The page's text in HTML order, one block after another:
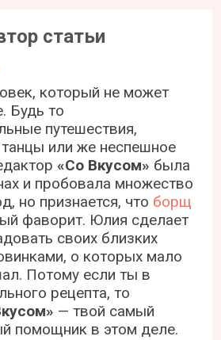
статьи
который не может
Будь то
путешествия,
или же неспешное
«Со Вкусом» была
и пробовала множество
но признается, что борщ
фаворит. Юлия сделает
своих близких
о которых мало
Потому если ты в
рецепта, то
— твой самый
помощник в этом деле.